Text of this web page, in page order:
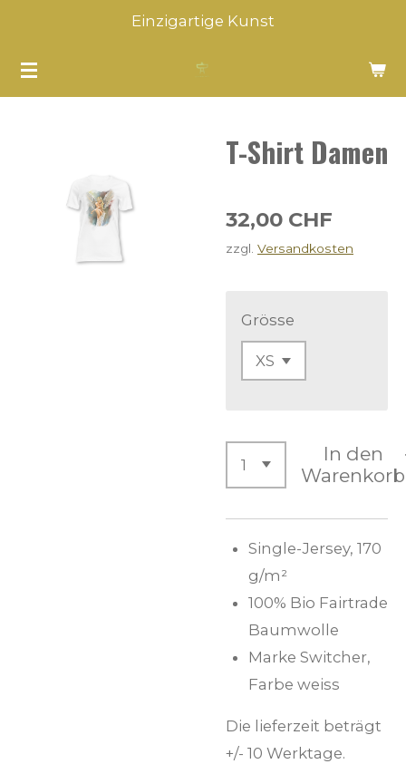
springen
Einzigartige Kunst
T-Shirt Damen
32,00 CHF
zzgl. Versandkosten
Grösse
In den
Warenkorb
Single-Jersey, 170
g/m²
100% Bio Fairtrade
Baumwolle
Marke Switcher,
Farbe weiss
Die lieferzeit beträgt
+/- 10 Werktage.